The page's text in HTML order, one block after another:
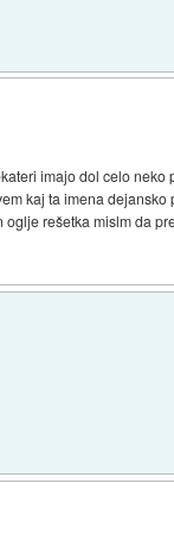
imajo dol celo neko
kaj ta imena dejansko
rešetka mislm da